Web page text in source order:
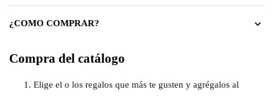
¿COMO COMPRAR?
Compra del catálogo
Elige el o los regalos que más te gusten y agrégalos al